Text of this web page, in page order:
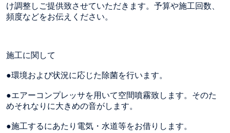
け調整しご提供致させていただきます。予算や施工回数、
頻度などをお伝えください。
施工に関して
●環境および状況に応じた除菌を行います。
●エアーコンプレッサを用いて空間噴霧致します。そのた
めそれなりに大きめの音がします。
●施工するにあたり電気・水道等をお借りします。